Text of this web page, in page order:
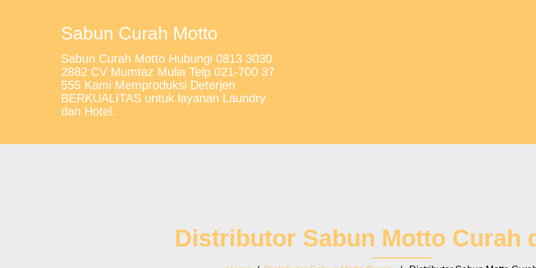
Sabun Curah Motto
Sabun Curah Motto Hubungi 0813 3030
2882 CV Mumtaz Mulia Telp 021-700 37
555 Kami Memproduksi Deterjen
BERKUALITAS untuk layanan Laundry
dan Hotel.
Distributor Sabun Motto Curah